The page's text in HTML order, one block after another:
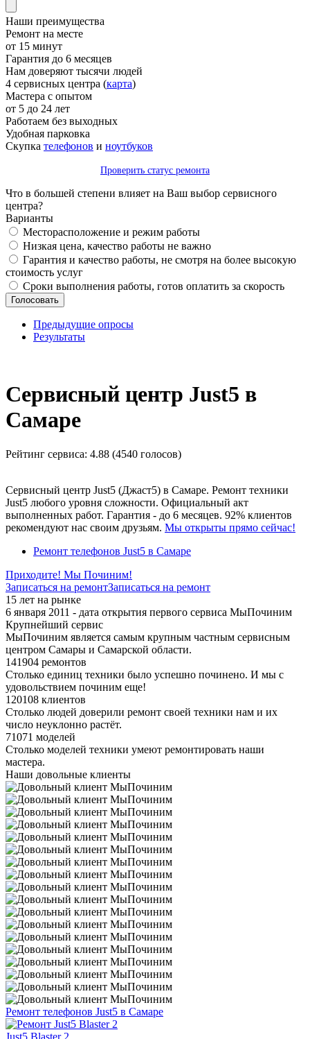
Наши преимущества
Ремонт на месте
от 15 минут
Гарантия до 6 месяцев
Нам доверяют тысячи людей
4 сервисных центра (карта)
Мастера с опытом
от 5 до 24 лет
Работаем без выходных
Удобная парковка
Скупка телефонов и ноутбуков
Проверить статус ремонта
Что в большей степени влияет на Ваш выбор сервисного
центра?
Варианты
Месторасположение и режим работы
Низкая цена, качество работы не важно
Гарантия и качество работы, не смотря на более высокую
стоимость услуг
Сроки выполнения работы, готов оплатить за скорость
Предыдущие опросы
Результаты
Сервисный центр Just5 в
Самаре
Рейтинг сервиса: 4.88 (4540 голосов)
Сервисный центр Just5 (Джаст5) в Самаре. Ремонт техники
Just5 любого уровня сложности. Официальный акт
выполненных работ. Гарантия - до 6 месяцев. 92% клиентов
рекомендуют нас своим друзьям. Мы открыты прямо сейчас!
Ремонт телефонов Just5 в Самаре
Приходите! Мы Починим!
Записаться на ремонтЗаписаться на ремонт
15 лет на рынке
6 января 2011 - дата открытия первого сервиса МыПочиним
Крупнейший сервис
МыПочиним является самым крупным частным сервисным
центром Самары и Самарской области.
141904 ремонтов
Столько единиц техники было успешно починено. И мы с
удовольствием починим еще!
120108 клиентов
Столько людей доверили ремонт своей техники нам и их
число неуклонно растёт.
71071 моделей
Столько моделей техники умеют ремонтировать наши
мастера.
Наши довольные клиенты
Ремонт телефонов Just5 в Самаре
Just5 Blaster 2